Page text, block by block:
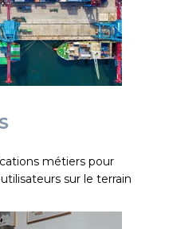
métiers pour
sur le terrain